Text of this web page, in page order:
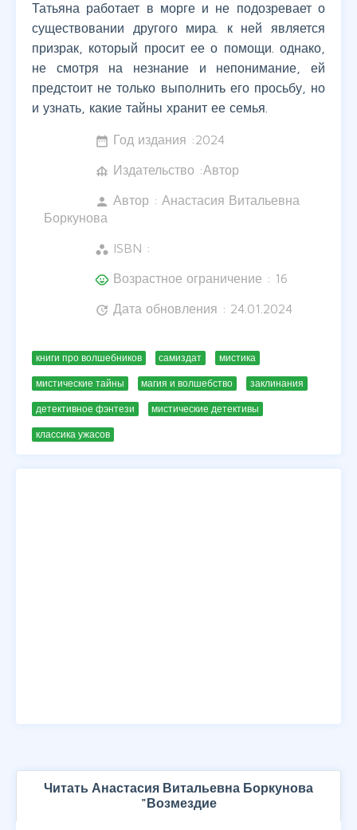
Татьяна работает в морге и не подозревает о
существовании другого мира. к ней является
призрак, который просит ее о помощи. однако,
не смотря на незнание и непонимание, ей
предстоит не только выполнить его просьбу, но
и узнать, какие тайны хранит ее семья.
date_range Год издания :2024
foundation Издательство :Автор
person Автор : Анастасия Витальевна
Боркунова
workspaces ISBN :
child_care Возрастное ограничение : 16
update Дата обновления : 24.01.2024
книги про волшебников самиздат мистика
мистические тайны магия и волшебство заклинания
детективное фэнтези мистические детективы
классика ужасов
Читать Анастасия Витальевна Боркунова
"Возмездие